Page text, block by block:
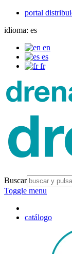
portal
idioma: es
en
es
fr
Buscar
Toggle menu
catálogo